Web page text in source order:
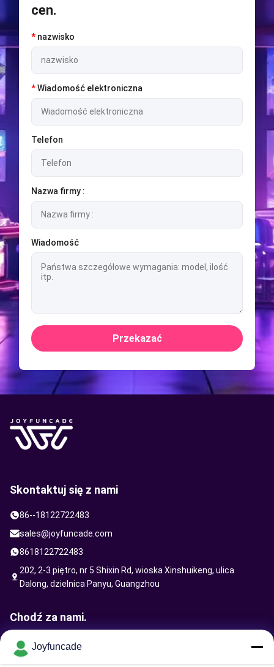
cen.
* nazwisko
*Wiadomość elektroniczna
Telefon
Nazwa firmy :
Wiadomość
Przekazać
Skontaktuj się z nami
86--18122722483
sales@joyfuncade.com
8618122722483
202, 2-3 piętro, nr 5 Shixin Rd, wioska Xinshuikeng, ulica
Dalong, dzielnica Panyu, Guangzhou
Chodź za nami.
Joyfuncade